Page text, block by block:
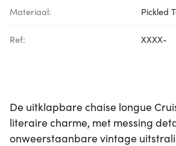
Materiaal: Pickled
Ref: XXXX-
De uitklapbare chaise longue
literaire charme, met messing
onweerstaanbare vintage